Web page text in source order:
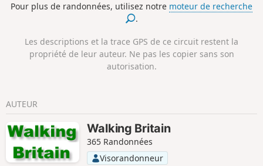
Pour plus de randonnées, utilisez notre moteur de recherche
.
Les descriptions et la trace GPS de ce circuit restent la
propriété de leur auteur. Ne pas les copier sans son
autorisation.
AUTEUR
Walking Britain
365 Randonnées
Visorandonneur